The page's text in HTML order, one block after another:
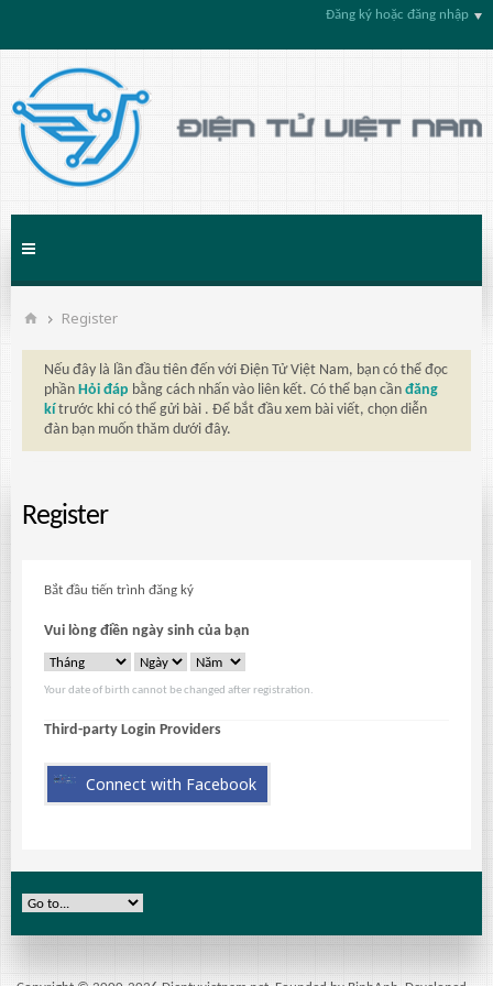
Đăng ký hoặc đăng nhập
Register
Nếu đây là lần đầu tiên đến với Điện Tử Việt Nam, bạn có thể đọc
phần Hỏi đáp bằng cách nhấn vào liên kết. Có thể bạn cần đăng
kí trước khi có thể gửi bài . Để bắt đầu xem bài viết, chọn diễn
đàn bạn muốn thăm dưới đây.
Register
Bắt đầu tiến trình đăng ký
Vui lòng điền ngày sinh của bạn
Your date of birth cannot be changed after registration.
Third-party Login Providers
Connect with Facebook